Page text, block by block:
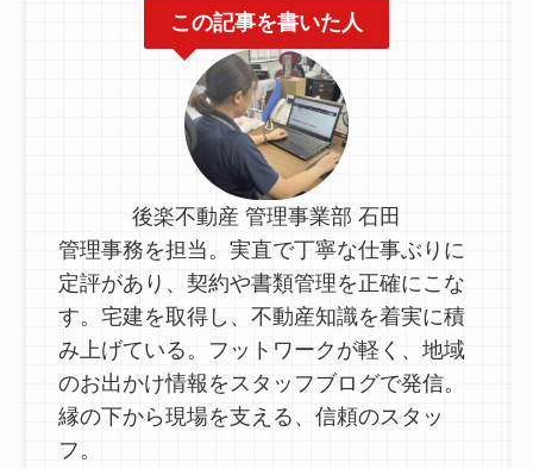
この記事を書いた人
後楽不動産 管理事業部 石田
管理事務を担当。実直で丁寧な仕事ぶりに
定評があり、契約や書類管理を正確にこな
す。宅建を取得し、不動産知識を着実に積
み上げている。フットワークが軽く、地域
のお出かけ情報をスタッフブログで発信。
縁の下から現場を支える、信頼のスタッ
フ。